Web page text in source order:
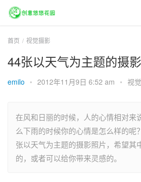
首页 视觉摄影
44张以天气为主题的摄
emilo • 2012年11月9日 6:52 am • 视
在风和日丽的时候，人的心情相对来
么下雨的时候你的心情是怎么样的呢
张以天气为主题的摄影照片，希望其
的，或者可以给你带来灵感的。